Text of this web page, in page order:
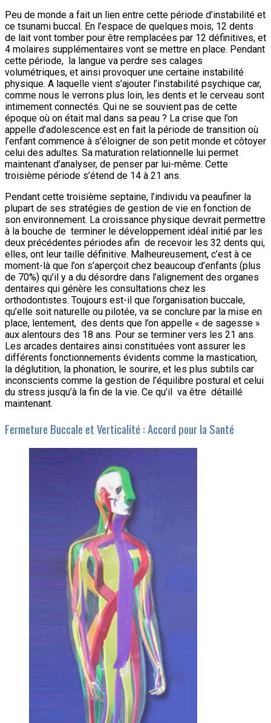
Peu de monde a fait un lien entre cette période d’instabilité et
ce tsunami buccal. En l’espace de quelques mois, 12 dents
de lait vont tomber pour être remplacées par 12 définitives, et
4 molaires supplémentaires vont se mettre en place. Pendant
cette période, la langue va perdre ses calages
volumétriques, et ainsi provoquer une certaine instabilité
physique. A laquelle vient s’ajouter l’instabilité psychique car,
comme nous le verrons plus loin, les dents et le cerveau sont
intimement connectés. Qui ne se souvient pas de cette
époque où on était mal dans sa peau ? La crise que l’on
appelle d’adolescence est en fait la période de transition où
l’enfant commence à s’éloigner de son petit monde et côtoyer
celui des adultes. Sa maturation relationnelle lui permet
maintenant d’analyser, de penser par lui-même. Cette
troisième période s’étend de 14 à 21 ans.
Pendant cette troisième septaine, l’individu va peaufiner la
plupart de ses stratégies de gestion de vie en fonction de
son environnement. La croissance physique devrait permettre
à la bouche de terminer le développement idéal initié par les
deux précédentes périodes afin de recevoir les 32 dents qui,
elles, ont leur taille définitive. Malheureusement, c’est à ce
moment-là que l’on s’aperçoit chez beaucoup d’enfants (plus
de 70%) qu’il y a du désordre dans l’alignement des organes
dentaires qui génère les consultations chez les
orthodontistes. Toujours est-il que l’organisation buccale,
qu’elle soit naturelle ou pilotée, va se conclure par la mise en
place, lentement, des dents que l’on appelle « de sagesse »
aux alentours des 18 ans. Pour se terminer vers les 21 ans.
Les arcades dentaires ainsi constituées vont assurer les
différents fonctionnements évidents comme la mastication,
la déglutition, la phonation, le sourire, et les plus subtils car
inconscients comme la gestion de l’équilibre postural et celui
du stress jusqu’à la fin de la vie. Ce qu’il va être détaillé
maintenant.
Fermeture Buccale et Verticalité : Accord pour la Santé